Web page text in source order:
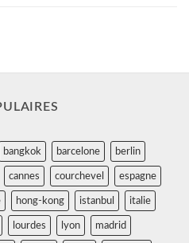
bangkok barcelone berlin
cannes courchevel espagne
hong-kong istanbul italie
lourdes lyon madrid